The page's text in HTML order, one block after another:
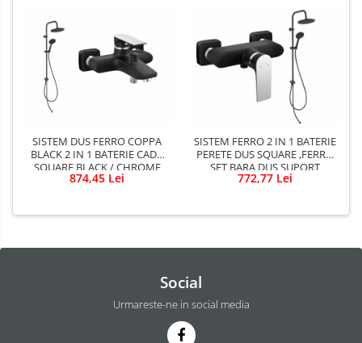
SISTEM DUS FERRO COPPA
BLACK 2 IN 1 BATERIE CADA
SQUARE BLACK / CHROME
BATERIE DUS SQURE BLACK /
874,45 Lei
SISTEM FERRO 2 IN 1 BATERIE
PERETE DUS SQUARE ,FERRO
SET BARA DUS SUPORT
CULISANT DUS FIX PARA DUS
772,77 Lei
Social
Urmareste-ne in social media